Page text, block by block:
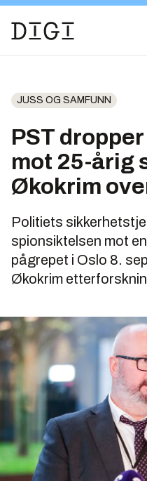
JUSS OG SAMFUNN
PST
mot 25-årig
Økokrim
Politiets
spionsiktelsen mot
pågrepet i Oslo 8.
Økokrim